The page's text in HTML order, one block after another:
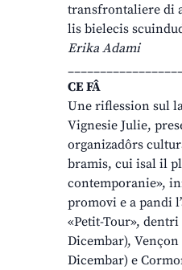
transfrontaliere di
lis bielecis
Erika Adami
CE FÂ
Une riflession sul
Vignesie Julie,
organizadôrs
bramis, cui isal il
contemporanie»,
promovi e a pandi
«Petit-Tour»,
Dicembar),
Dicembar) e